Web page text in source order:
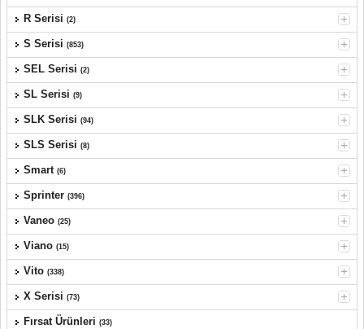
R Serisi (2)
S Serisi (853)
SEL Serisi (2)
SL Serisi (9)
SLK Serisi (94)
SLS Serisi (8)
Smart (6)
Sprinter (396)
Vaneo (25)
Viano (15)
Vito (338)
X Serisi (73)
Fırsat Ürünleri (33)